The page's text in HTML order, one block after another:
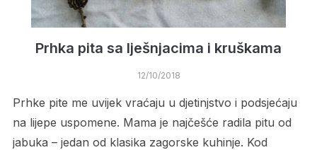
Prhka pita sa lješnjacima i kruškama
12/10/2018
Prhke pite me uvijek vraćaju u djetinjstvo i podsjećaju
na lijepe uspomene. Mama je najčešće radila pitu od
jabuka – jedan od klasika zagorske kuhinje. Kod